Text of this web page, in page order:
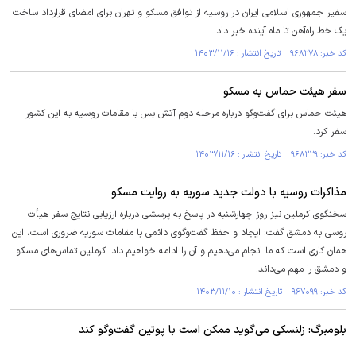
سفیر جمهوری اسلامی ایران در روسیه از توافق مسکو و تهران برای امضای قرارداد ساخت
یک خط راه‌آهن تا ماه آینده خبر داد.
کد خبر: ۹۶۸۲۷۸ تاریخ انتشار : ۱۴۰۳/۱۱/۱۶
سفر هیئت حماس به مسکو
هیئت حماس برای گفت‌وگو درباره مرحله دوم آتش بس با مقامات روسیه به این کشور
سفر کرد.
کد خبر: ۹۶۸۲۲۹ تاریخ انتشار : ۱۴۰۳/۱۱/۱۶
مذاکرات روسیه با دولت جدید سوریه به روایت مسکو
سخنگوی کرملین نیز روز چهارشنبه در پاسخ به پرسشی درباره ارزیابی نتایج سفر هیأت
روسی به دمشق گفت: ایجاد و حفظ گفت‌وگوی دائمی با مقامات سوریه ضروری است، این
همان کاری است که ما انجام می‌دهیم و آن را ادامه خواهیم داد؛ کرملین تماس‌های مسکو
و دمشق را مهم می‌داند.
کد خبر: ۹۶۷۰۹۹ تاریخ انتشار : ۱۴۰۳/۱۱/۱۰
بلومبرگ: زلنسکی می‌گوید ممکن است با پوتین گفت‌و‌گو کند